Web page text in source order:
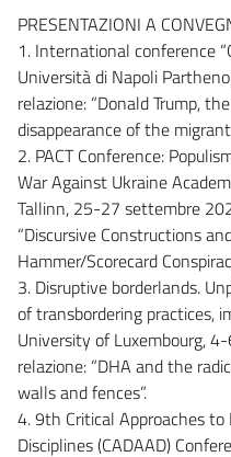
PRESENTAZIONI A
1. International conference
Università di Napoli
relazione: “Donald Trump,
disappearance of the
2. PACT Conference:
War Against Ukraine
Tallinn, 25-27 settembre
“Discursive Constructions
Hammer/Scorecard
3. Disruptive borderlands.
of transbordering practices,
University of Luxembourg,
relazione: “DHA and the
walls and fences”.
4. 9th Critical Approaches to
Disciplines (CADAAD)